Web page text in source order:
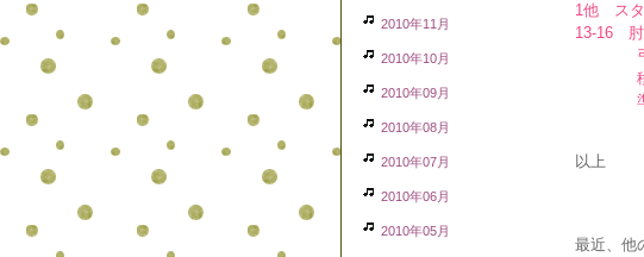
2010年11月
2010年10月
2010年09月
2010年08月
2010年07月
2010年06月
2010年05月
1他 スタ
13-16 肘
弓の
移弦の
準備し
以上
最近、他